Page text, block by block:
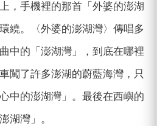
，手機裡的那首「外婆的澎湖
繞。〈外婆的澎湖灣〉傳唱多
中的「澎湖灣」，到底在哪裡
闖了許多澎湖的蔚藍海灣，只
中的澎湖灣」。最後在西嶼的
湖灣」。